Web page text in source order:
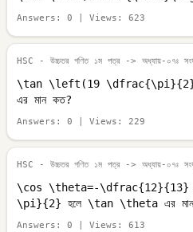
Answers: 0 | Views: 623
HSC - উচ্চতর গণিত ১ম পত্র -> অধ্যায়-০৭ঃ
\tan \left(19
এর মান কত?
Answers: 0 | Views: 229
HSC - উচ্চতর গণিত ১ম পত্র -> অধ্যায়-০৭ঃ
\cos \theta=-\dfrac{12}{13}
\pi}{2} হলে \tan \theta এর
Answers: 0 | Views: 613